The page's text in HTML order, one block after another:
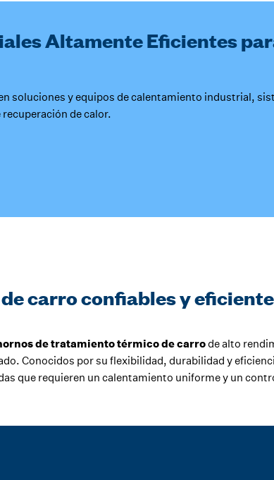
Altamente Eficientes
soluciones y equipos de calentamiento industrial,
de calor.
carro confiables y
de tratamiento térmico de carrode alto
Conocidos por su flexibilidad, durabilidad y
que requieren un calentamiento uniforme y un